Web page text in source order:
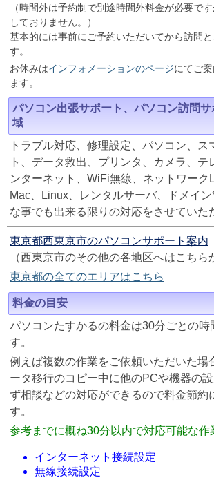
（時間外は予約制で別途時間外料金が必要で
しておりません。）
基本的には事前にご予約いただいてから訪問
す。
お休みはインフォメーションのページにてご
ます。
パソコン出張サポート、パソコン訪問
域
トラブル対応、修理設定、パソコン、ス
ト、データ救出、プリンタ、カメラ、テ
ンターネット、WiFi無線、ネットワーク
Mac、Linux、レンタルサーバ、ドメイ
な事でも出来る限りの対応をさせていた
東京都西東京市のパソコンサポート案内
（西東京市のその他の各地区へはこちら
東京都の全てのエリアはこちら
料金の目安
パソコンたすかるの料金は30分ごとの時
す。
例えば複数の作業をご依頼いただいた場
ータ移行のコピー中に他のPCや機器の
ず相談などの対応ができるので料金節約
す。
参考までに概ね30分以内で対応可能な作
インターネット接続設定
無線接続設定